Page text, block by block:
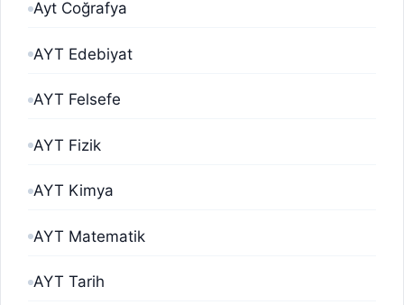
Ayt Coğrafya
AYT Edebiyat
AYT Felsefe
AYT Fizik
AYT Kimya
AYT Matematik
AYT Tarih